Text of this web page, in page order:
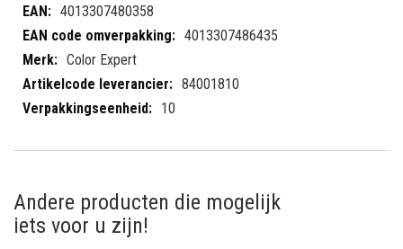
Meer
informatie
4013307480358
4013307486435
Color Expert
84001810
10
Andere producten die mogelijk
iets voor u zijn!